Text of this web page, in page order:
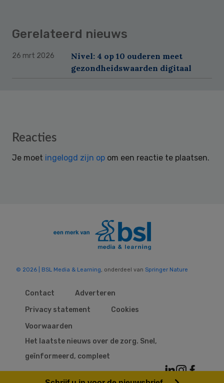
Gerelateerd nieuws
26 mrt 2026
Nivel: 4 op 10 ouderen meet
gezondheidswaarden digitaal
Reader
Reacties
Je moet ingelogd zijn op om een reactie te plaatsen.
© 2026 | BSL Media & Learning , onderdeel van Springer Nature
Contact
Adverteren
Privacy statement
Cookies
Voorwaarden
Het laatste nieuws over de zorg. Snel,
geïnformeerd, compleet